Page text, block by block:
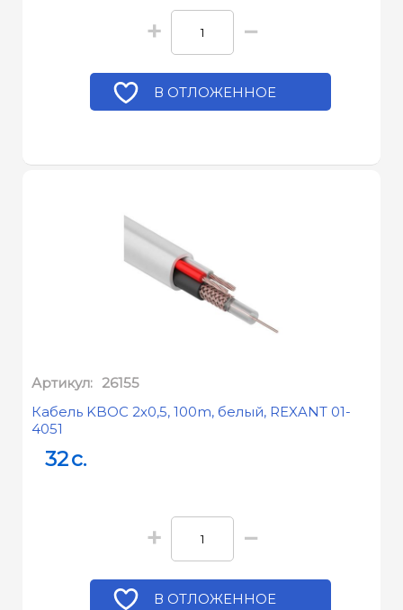
+ −
В ОТЛОЖЕННОЕ
Артикул: 26155
Кабель KBОС 2х0,5, 100m, белый, REXANT 01-
4051
32c.
+ −
В ОТЛОЖЕННОЕ